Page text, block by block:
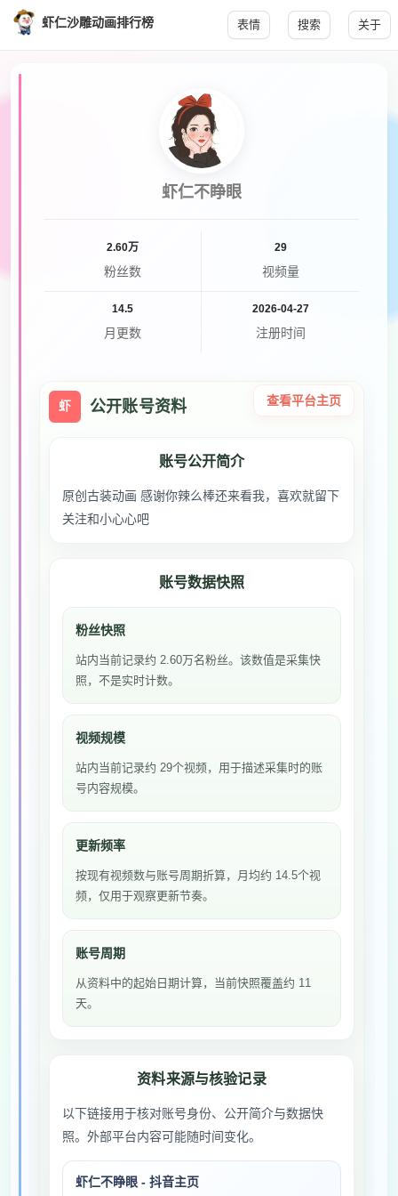
虾仁沙雕动画排行榜 表情 搜索 关于
虾仁不睁眼
2.60万
粉丝数
29
视频量
14.5
月更数
2026-04-27
注册时间
虾 公开账号资料 查看平台主页
账号公开简介
原创古装动画 感谢你辣么棒还来看我，喜欢就留下
关注和小心心吧
账号数据快照
粉丝快照
站内当前记录约 2.60万名粉丝。该数值是采集快
照，不是实时计数。
视频规模
站内当前记录约 29个视频，用于描述采集时的账
号内容规模。
更新频率
按现有视频数与账号周期折算，月均约 14.5个视
频，仅用于观察更新节奏。
账号周期
从资料中的起始日期计算，当前快照覆盖约 11
天。
资料来源与核验记录
以下链接用于核对账号身份、公开简介与数据快
照。外部平台内容可能随时间变化。
虾仁不睁眼 - 抖音主页